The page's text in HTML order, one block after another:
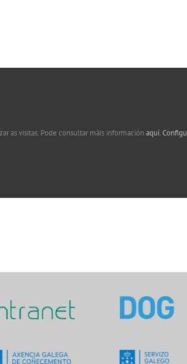
as visitas. Pode consultar máis información aquí.